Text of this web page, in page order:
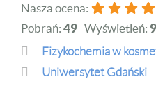
Nasza ocena:
Pobrań: 49 Wyświetleń:
fizykochemia w
Uniwersytet Gdański